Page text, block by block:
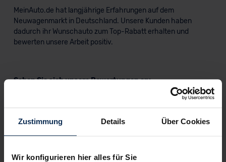
Zustimmung Details Über Cookies
Wir konfigurieren hier alles für Sie
MeinAuto.de hat langjährige Erfahrungen auf dem
Neuwagenmarkt in Deutschland. Unsere Kunden haben
dadurch ihr Wunschauto zum Top-Rabatt erhalten und
bewerten unsere Arbeit positiv.
Sehen Sie sich unsere Bewertungen an: